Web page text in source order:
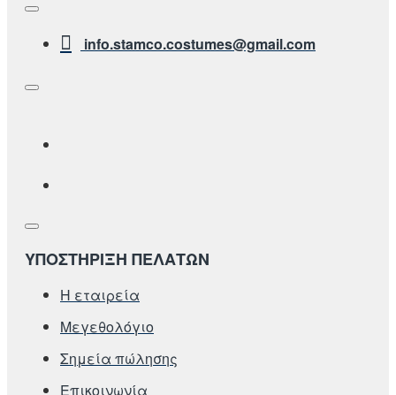
info.stamco.costumes@gmail.com
ΥΠΟΣΤΗΡΙΞΗ ΠΕΛΑΤΩΝ
Η εταιρεία
Μεγεθολόγιο
Σημεία πώλησης
Επικοινωνία